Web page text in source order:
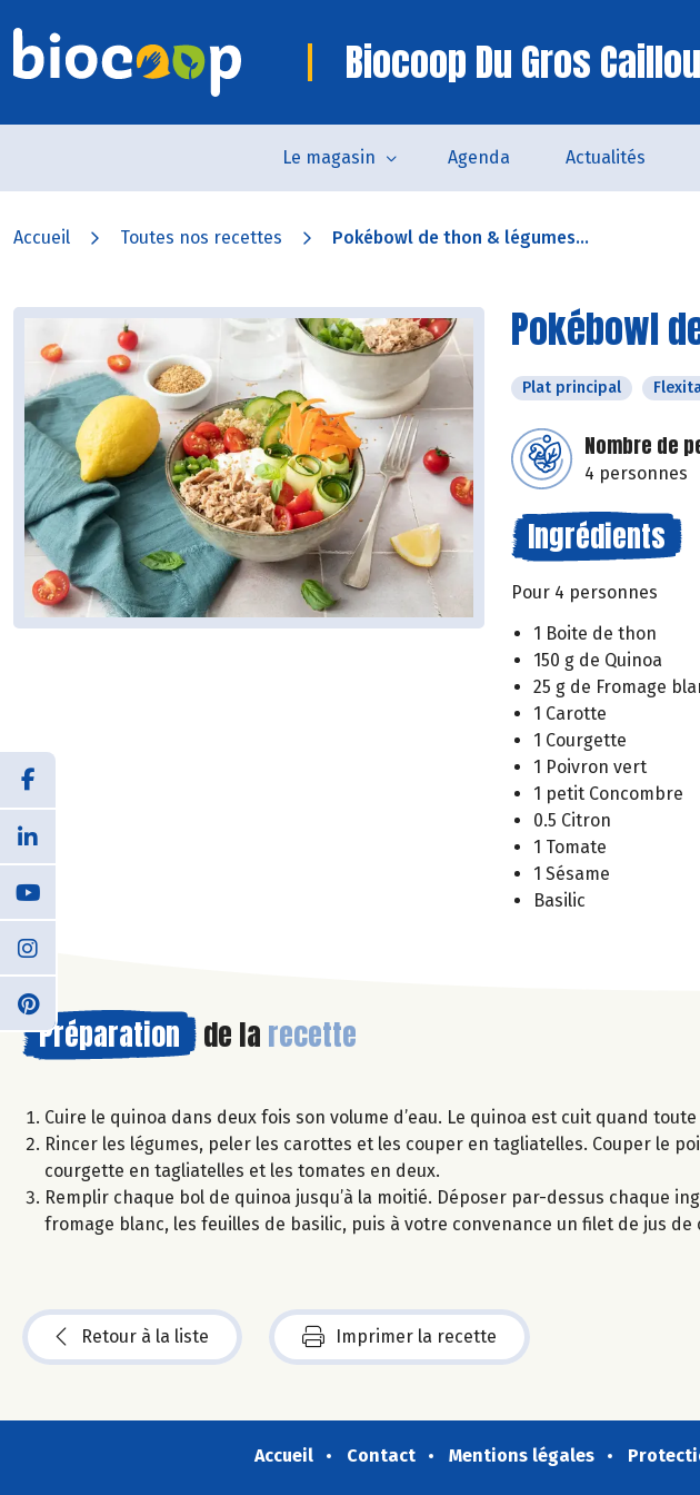
Biocoop Du Gros Caillou
Le magasin Agenda Actualités
Accueil Toutes nos recettes Pokébowl de thon & légumes...
Pokébowl
Plat principal
Nombre de
4 personnes
Ingrédients
Pour 4 personnes
1 Boite de thon
150 g de Quinoa
25 g de Fromage
1 Carotte
1 Courgette
1 Poivron vert
1 petit Concombre
0.5 Citron
1 Tomate
1 Sésame
Basilic
Préparation de la recette
Cuire le quinoa dans deux fois son volume d’eau. Le quinoa est cuit quand toute
Rincer les légumes, peler les carottes et les couper en tagliatelles. Couper le
courgette en tagliatelles et les tomates en deux.
Remplir chaque bol de quinoa jusqu’à la moitié. Déposer par-dessus chaque
fromage blanc, les feuilles de basilic, puis à votre convenance un filet de jus
Retour à la liste Imprimer la recette
Accueil Contact Mentions légales